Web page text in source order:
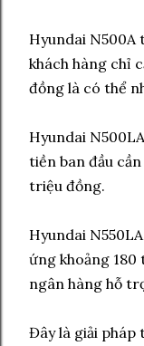
Hyundai N500A
khách hàng chỉ
đồng là có thể
Hyundai
tiền ban đầu
triệu đồng.
Hyundai
ứng khoảng 180
ngân hàng hỗ
Đây là giải pháp